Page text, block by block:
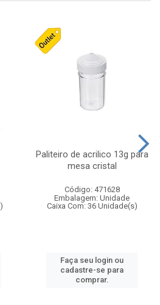
Paliteiro de acrilico 13g para
mesa cristal
Código: 471628
Embalagem: Unidade
Caixa Com: 36 Unidade(s)
Faça seu login ou
cadastre-se para
comprar.